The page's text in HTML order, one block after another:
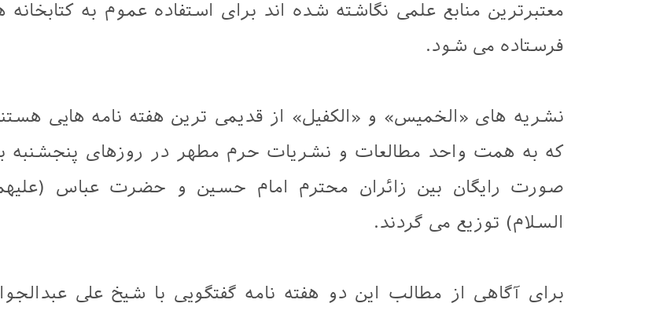
معتبرترین منابع علمی نگاشته شده اند برای استفاده عموم به کتابخانه
فرستاده می شود.
نشریه های «الخمیس» و «الکفیل» از قدیمی ترین هفته نامه هایی
که به همت واحد مطالعات و نشریات حرم مطهر در روزهای پنجشنبه
صورت رایگان بین زائران محترم امام حسین و حضرت عباس
السلام) توزیع می گردند.
برای آگاهی از مطالب این دو هفته نامه گفتگویی با شیخ علی